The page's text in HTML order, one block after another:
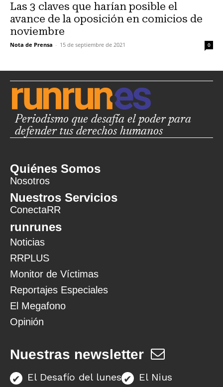
Las 3 claves que harían posible el
avance de la oposición en comicios de
noviembre
Nota de Prensa - 15 de septiembre de 2021 0
Periodismo que desafía el poder para
defender tus derechos humanos
Quiénes Somos
Nosotros
Nuestros Servicios
ConectaRR
runrunes
Noticias
RRPLUS
Monitor de Víctimas
Reportajes Especiales
El Megafono
Opinión
Nuestras newsletter
El Desafío del lunes El Nius